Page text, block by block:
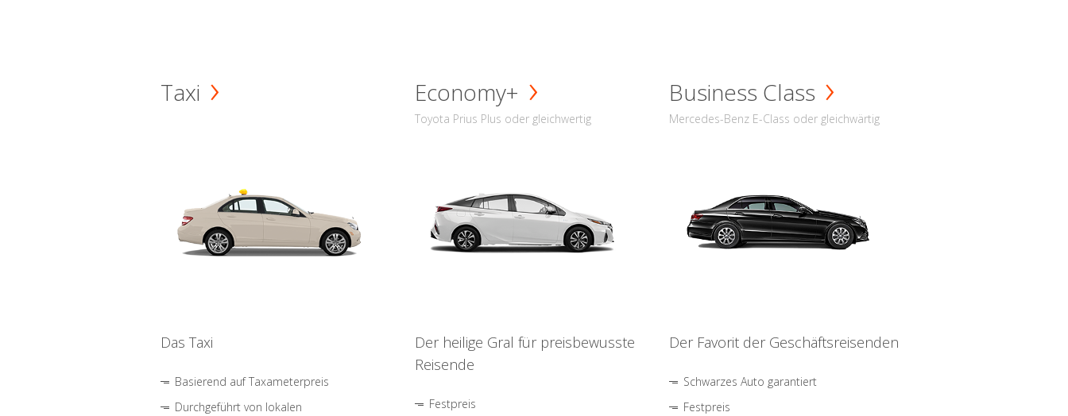
Taxi
Das Taxi
Basierend auf Taxameterpreis
Durchgeführt von lokalen
Economy+
Toyota Prius Plus oder gleichwertig
Der heilige Gral für preisbewusste
Reisende
Festpreis
Business Class
Mercedes-Benz E-Class oder gleichwärtig
Der Favorit der Geschäftsreisenden
Schwarzes Auto garantiert
Festpreis